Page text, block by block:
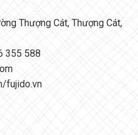
Thượng Cát, Thượng Cát,
355 588
fujido.vn